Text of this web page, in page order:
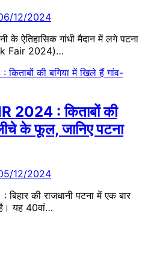
12/2024
के ऐतिहासिक गांधी मैदान में लगे पटना
Fair 2024)…
2024 : किताबों की
के फूल, जानिए पटना
12/2024
की राजधानी पटना में एक बार
यह 40वां…